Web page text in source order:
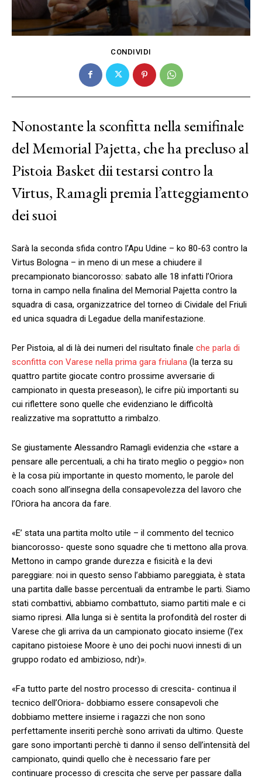
CONDIVIDI
Nonostante la sconfitta nella semifinale
del Memorial Pajetta, che ha precluso al
Pistoia Basket dii testarsi contro la
Virtus, Ramagli premia l’atteggiamento
dei suoi
Sarà la seconda sfida contro l’Apu Udine – ko 80-63 contro la
Virtus Bologna – in meno di un mese a chiudere il
precampionato biancorosso: sabato alle 18 infatti l’Oriora
torna in campo nella finalina del Memorial Pajetta contro la
squadra di casa, organizzatrice del torneo di Cividale del Friuli
ed unica squadra di Legadue della manifestazione.
Per Pistoia, al di là dei numeri del risultato finale che parla di
sconfitta con Varese nella prima gara friulana (la terza su
quattro partite giocate contro prossime avversarie di
campionato in questa preseason), le cifre più importanti su
cui riflettere sono quelle che evidenziano le difficoltà
realizzative ma soprattutto a rimbalzo.
Se giustamente Alessandro Ramagli evidenzia che «stare a
pensare alle percentuali, a chi ha tirato meglio o peggio» non
è la cosa più importante in questo momento, le parole del
coach sono all’insegna della consapevolezza del lavoro che
l’Oriora ha ancora da fare.
«E’ stata una partita molto utile – il commento del tecnico
biancorosso- queste sono squadre che ti mettono alla prova.
Mettono in campo grande durezza e fisicità e la devi
pareggiare: noi in questo senso l’abbiamo pareggiata, è stata
una partita dalle basse percentuali da entrambe le parti. Siamo
stati combattivi, abbiamo combattuto, siamo partiti male e ci
siamo ripresi. Alla lunga si è sentita la profondità del roster di
Varese che gli arriva da un campionato giocato insieme (l’ex
capitano pistoiese Moore è uno dei pochi nuovi innesti di un
gruppo rodato ed ambizioso, ndr)».
«Fa tutto parte del nostro processo di crescita- continua il
tecnico dell’Oriora- dobbiamo essere consapevoli che
dobbiamo mettere insieme i ragazzi che non sono
perfettamente inseriti perchè sono arrivati da ultimo. Queste
gare sono importanti perchè ti danno il senso dell’intensità del
campionato, quindi quello che è necessario fare per
continuare processo di crescita che serve per passare dalla